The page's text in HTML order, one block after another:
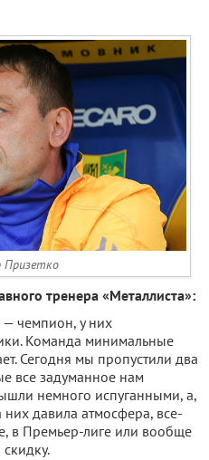
Призетко
тренера «Металлиста»:
— чемпион, у них
Команда минимальные
Сегодня мы пропустили два
все задуманное нам
немного испуганными, а,
давила атмосфера, все-
в Премьер-лиге или вообще